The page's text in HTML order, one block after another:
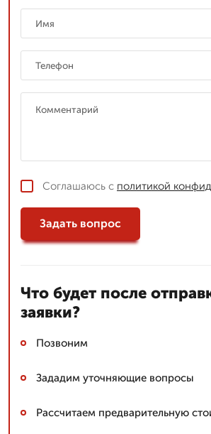
Соглашаюсь с политикой
Задать вопрос
Что будет после
заявки?
Позвоним
Зададим уточняющие вопросы
Рассчитаем предварительную